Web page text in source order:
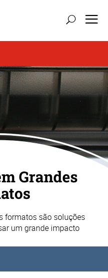
Grandes
formatos são soluções
um grande impacto